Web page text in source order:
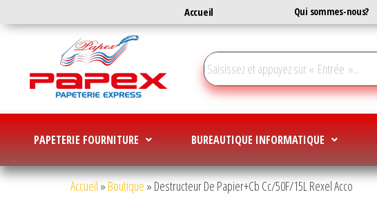
Accueil Qui sommes-nous?
PAPETERIE FOURNITURE BUREAUTIQUE INFORMATIQUE
Accueil » Boutique » Destructeur De Papier+Cb Cc/50F/15L Rexel Acco